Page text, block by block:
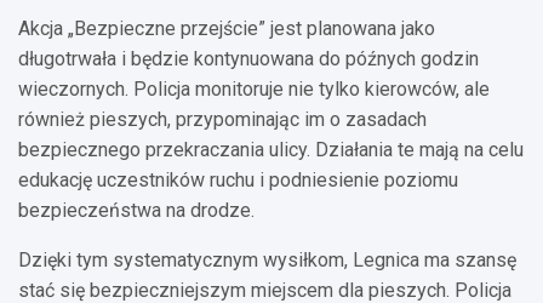
Akcja „Bezpieczne przejście” jest planowana jako
długotrwała i będzie kontynuowana do późnych godzin
wieczornych. Policja monitoruje nie tylko kierowców, ale
również pieszych, przypominając im o zasadach
bezpiecznego przekraczania ulicy. Działania te mają na celu
edukację uczestników ruchu i podniesienie poziomu
bezpieczeństwa na drodze.
Dzięki tym systematycznym wysiłkom, Legnica ma szansę
stać się bezpieczniejszym miejscem dla pieszych. Policja